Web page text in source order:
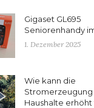
Gigaset GL695
Seniorenhandy
1. Dezember 2025
Wie kann die
Stromerzeugung
Haushalte